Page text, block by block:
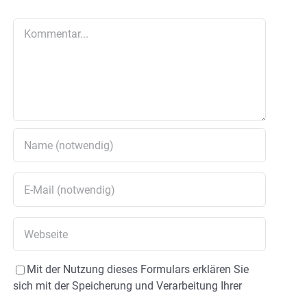
Mit der Nutzung dieses Formulars erklären Sie
sich mit der Speicherung und Verarbeitung Ihrer